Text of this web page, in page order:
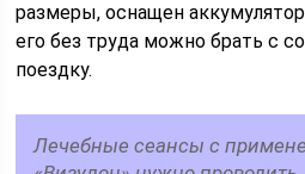
размеры, оснащен
его без труда можно брать с
поездку.
Лечебные сеансы с